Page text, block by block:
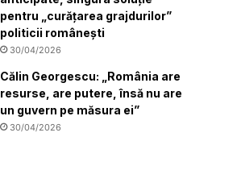
pentru „curățarea grajdurilor”
politicii românești
30/04/2026
Călin Georgescu: „România are
resurse, are putere, însă nu are
un guvern pe măsura ei”
30/04/2026